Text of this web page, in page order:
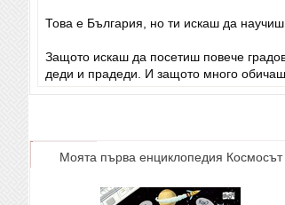
Това е България, но ти искаш да
Защото искаш да посетиш повече
деди и прадеди. И защото много обичаш
Моята първа енциклопедия Космосът